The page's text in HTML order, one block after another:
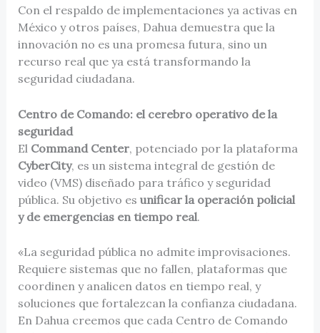
Con el respaldo de implementaciones ya activas en
México y otros países, Dahua demuestra que la
innovación no es una promesa futura, sino un
recurso real que ya está transformando la
seguridad ciudadana.
Centro de Comando: el cerebro operativo de la
seguridad
El Command Center, potenciado por la plataforma
CyberCity, es un sistema integral de gestión de
video (VMS) diseñado para tráfico y seguridad
pública. Su objetivo es unificar la operación policial
y de emergencias en tiempo real.
«La seguridad pública no admite improvisaciones.
Requiere sistemas que no fallen, plataformas que
coordinen y analicen datos en tiempo real, y
soluciones que fortalezcan la confianza ciudadana.
En Dahua creemos que cada Centro de Comando